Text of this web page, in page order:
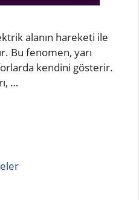
alanın hareketi ile
Bu fenomen, yarı
kendini gösterir.
…